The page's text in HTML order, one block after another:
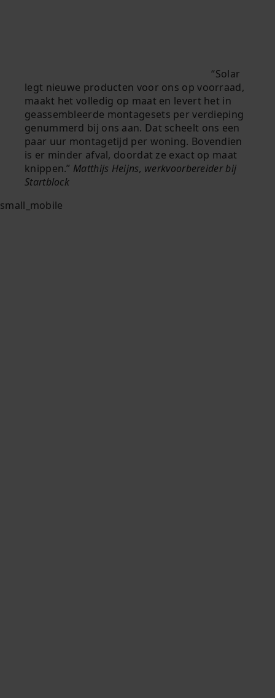
Solar
legt nieuwe producten voor ons op voorraad,
maakt het volledig op maat en levert het in
geassembleerde montagesets per verdieping
genummerd bij ons aan. Dat scheelt ons een
paar uur montagetijd per woning. Bovendien
is er minder afval, doordat ze exact op maat
knippen. Matthijs Heijns, werkvoorbereider bij
Startblock